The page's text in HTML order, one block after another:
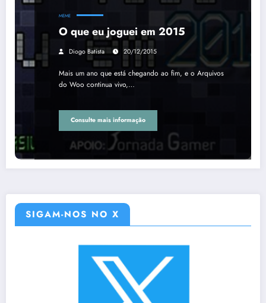
MEME
O que eu joguei em 2015
Diogo Batista 20/12/2015
Mais um ano que está chegando ao fim, e o Arquivos
do Woo continua vivo,…
Consulte mais informação
SIGAM-NOS NO X